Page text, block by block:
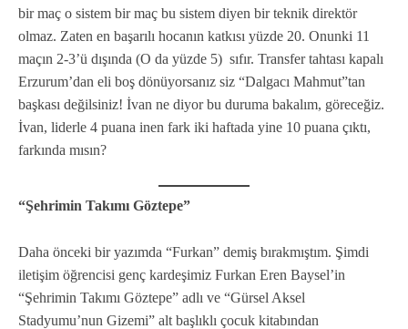
bir maç o sistem bir maç bu sistem diyen bir teknik direktör
olmaz. Zaten en başarılı hocanın katkısı yüzde 20. Onunki 11
maçın 2-3’ü dışında (O da yüzde 5) sıfır. Transfer tahtası kapalı
Erzurum’dan eli boş dönüyorsanız siz “Dalgacı Mahmut”tan
başkası değilsiniz! İvan ne diyor bu duruma bakalım, göreceğiz.
İvan, liderle 4 puana inen fark iki haftada yine 10 puana çıktı,
farkında mısın?
“Şehrimin Takımı Göztepe”
Daha önceki bir yazımda “Furkan” demiş bırakmıştım. Şimdi
iletişim öğrencisi genç kardeşimiz Furkan Eren Baysel’in
“Şehrimin Takımı Göztepe” adlı ve “Gürsel Aksel
Stadyumu’nun Gizemi” alt başlıklı çocuk kitabından